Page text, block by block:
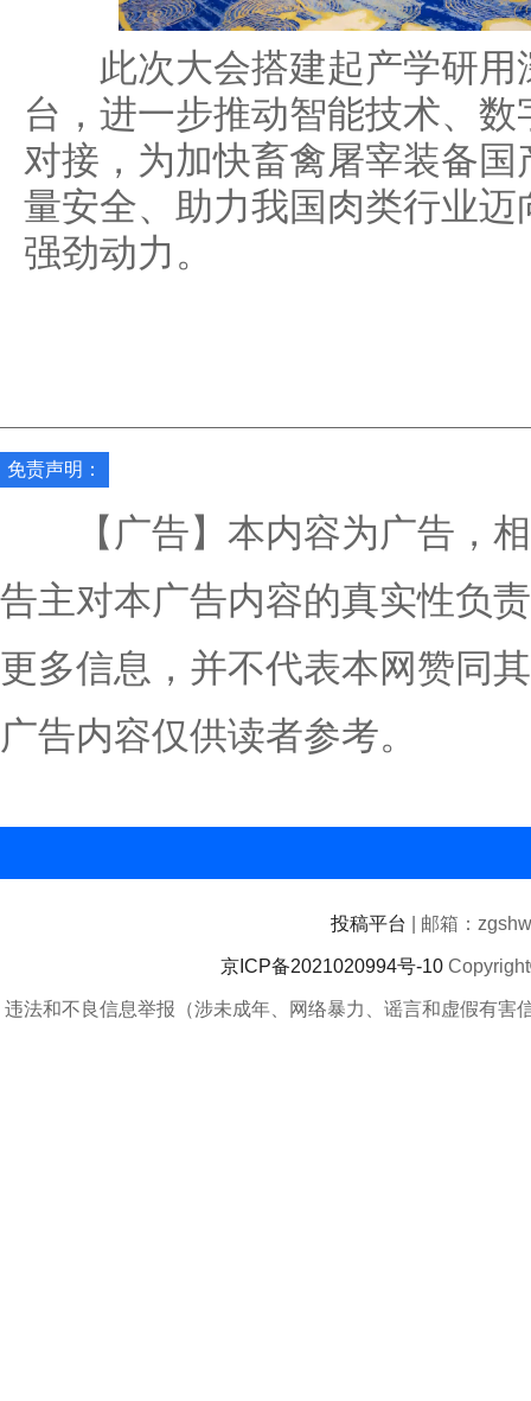
此次大会搭建起产学研用
台，进一步推动智能技术、
对接，为加快畜禽屠宰装备
量安全、助力我国肉类行业
强劲动力。
免责声明：
【广告】本内容为广告，相
告主对本广告内容的真实性负
更多信息，并不代表本网赞同
广告内容仅供读者参考。
投稿平台 | 邮箱：
京ICP备2021020994号-10
违法和不良信息举报（涉未成年、网络暴力、谣言和虚假有